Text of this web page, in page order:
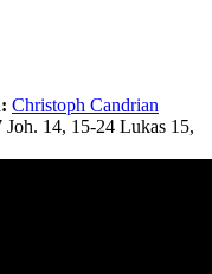
Christoph Candrian
Joh. 14, 15-24 Lukas 15,